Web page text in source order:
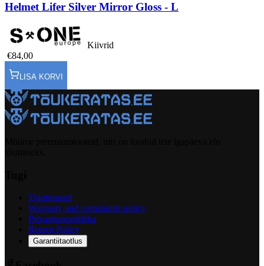
Helmet Lifer Silver Mirror Gloss - L
Kiivrid
€84,00
LISA KORVI
Tingimused
Warranty and complaints policy
Privaatsuspoliitika
Return Policy
Garantiitaotlus